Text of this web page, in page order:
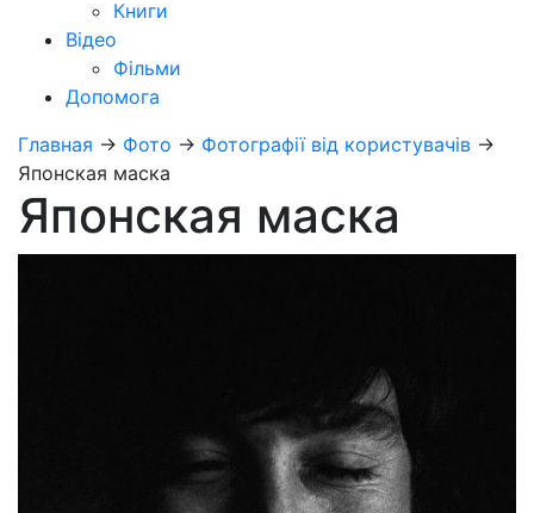
Книги
Відео
Фільми
Допомога
Главная → Фото → Фотографії від користувачів →
Японская маска
Японская маска